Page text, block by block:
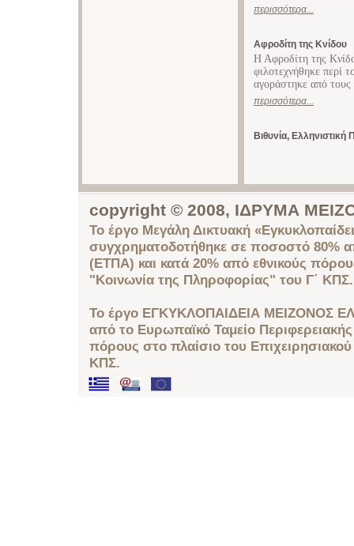
περισσότερα...
Αφροδίτη της Κνίδου
Η Αφροδίτη της
φιλοτεχνήθηκε περί
αγοράστηκε από τους
περισσότερα...
Βιθυνία, Ελληνιστική
copyright © 2008, ΙΔΡΥΜΑ
Το έργο Μεγάλη Δικτυακή
συγχρηματοδοτήθηκε σε ποσοστό 80%
(ΕΤΠΑ) και κατά 20% από εθνικούς
"Κοινωνία της Πληροφορίας" του Γ΄ ΚΠΣ.
Το έργο ΕΓΚΥΚΛΟΠΑΙΔΕΙΑ ΜΕΙΖΟΝΟΣ
από το Ευρωπαϊκό Ταμείο
πόρους στο πλαίσιο του
ΚΠΣ.